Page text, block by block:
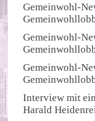
Gemeinwohl-
Gemeinwohl-
Gemeinwohl-
Interview mit
Harald